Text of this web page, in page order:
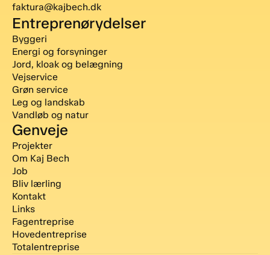
faktura@kajbech.dk
Entreprenørydelser
Byggeri
Energi og forsyninger
Jord, kloak og belægning
Vejservice
Grøn service
Leg og landskab
Vandløb og natur
Genveje
Projekter
Om Kaj Bech
Job
Bliv lærling
Kontakt
Links
Fagentreprise
Hovedentreprise
Totalentreprise